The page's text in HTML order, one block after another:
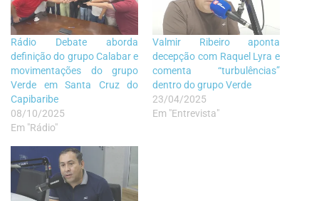
Rádio Debate aborda
definição do grupo Calabar e
movimentações do grupo
Verde em Santa Cruz do
Capibaribe
08/10/2025
Em "Rádio"
Valmir Ribeiro aponta
decepção com Raquel Lyra e
comenta “turbulências”
dentro do grupo Verde
23/04/2025
Em "Entrevista"